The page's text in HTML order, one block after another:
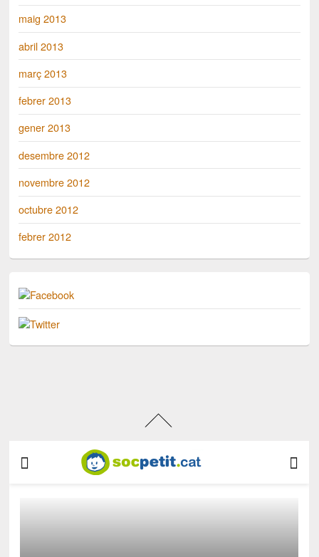
maig 2013
abril 2013
març 2013
febrer 2013
gener 2013
desembre 2012
novembre 2012
octubre 2012
febrer 2012